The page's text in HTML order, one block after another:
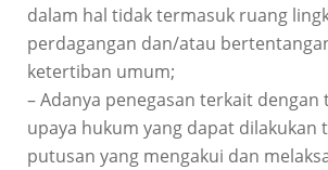
dalam hal tidak termasuk ruang
perdagangan dan/atau
ketertiban umum;
– Adanya penegasan terkait dengan
upaya hukum yang dapat dilakukan
putusan yang mengakui dan